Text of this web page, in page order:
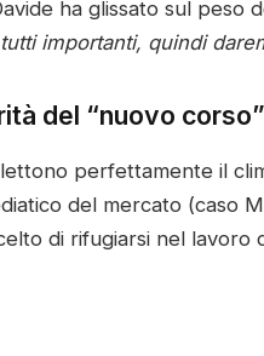
ha glissato sul peso
importanti, quindi
del “nuovo corso”
perfettamente il
del mercato (caso
di rifugiarsi nel lavoro